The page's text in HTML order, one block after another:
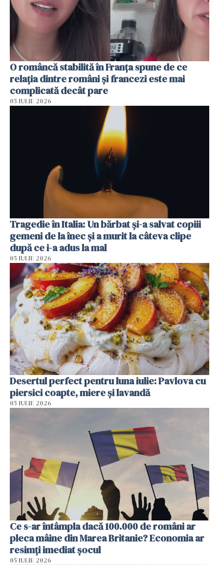
O româncă stabilită în Franța spune de ce
relația dintre români și francezi este mai
complicată decât pare
05 IULIE 2026
Tragedie în Italia: Un bărbat și-a salvat copiii
gemeni de la înec și a murit la câteva clipe
după ce i-a adus la mal
05 IULIE 2026
Desertul perfect pentru luna iulie: Pavlova cu
piersici coapte, miere și lavandă
05 IULIE 2026
Ce s-ar întâmpla dacă 100.000 de români ar
pleca mâine din Marea Britanie? Economia ar
resimți imediat șocul
05 IULIE 2026